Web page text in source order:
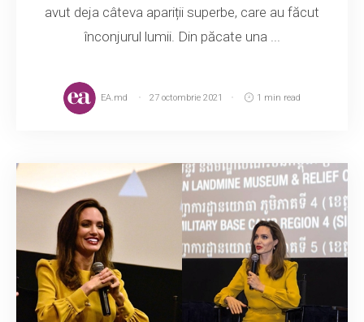
avut deja câteva apariții superbe, care au făcut
înconjurul lumii. Din păcate una ...
EA.md 27 octombrie 2021 1 min read